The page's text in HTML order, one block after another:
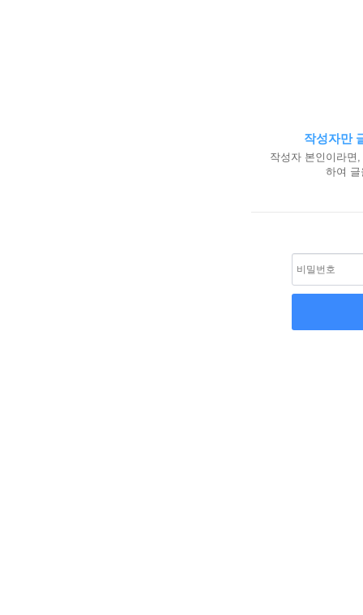
작성자만
작성자 본인이라면
하여